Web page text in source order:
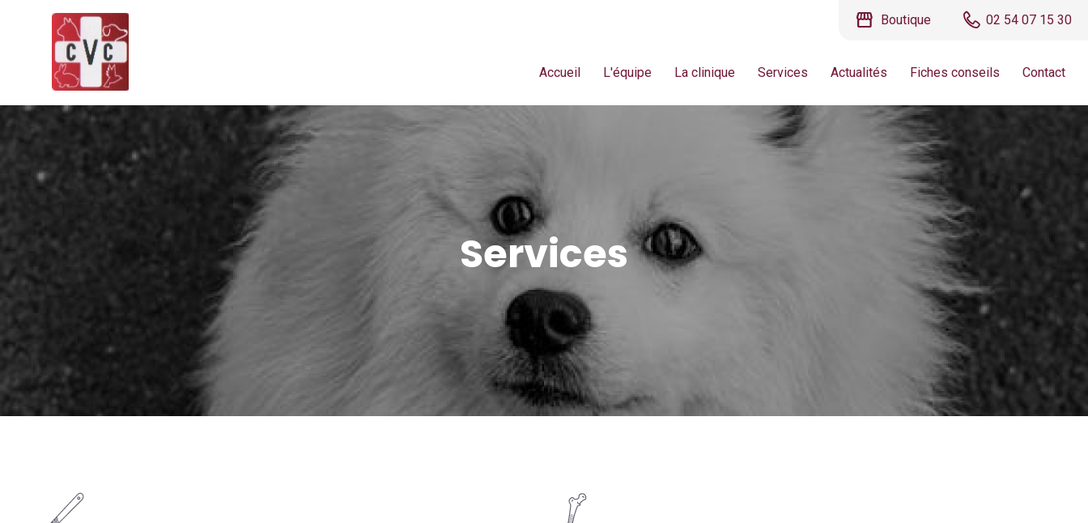
storefront Boutique 02 54 07 15 30
Accueil L'équipe La clinique Services Actualités Fiches conseils Contact
Services